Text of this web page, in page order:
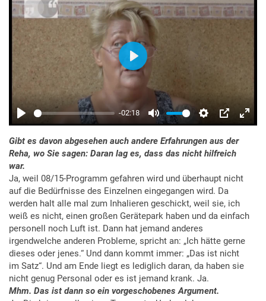
Gibt es davon abgesehen auch andere Erfahrungen aus der
Reha, wo Sie sagen: Daran lag es, dass das nicht hilfreich
war.
Ja, weil 08/15-Programm gefahren wird und überhaupt nicht
auf die Bedürfnisse des Einzelnen eingegangen wird. Da
werden halt alle mal zum Inhalieren geschickt, weil sie, ich
weiß es nicht, einen großen Gerätepark haben und da einfach
personell noch Luft ist. Dann hat jemand anderes
irgendwelche anderen Probleme, spricht an: „Ich hätte gerne
dieses oder jenes.“ Und dann kommt immer: „Das ist nicht
im Satz“. Und am Ende liegt es lediglich daran, da haben sie
nicht genug Personal oder es ist jemand krank. Ja.
Mhm. Das ist dann so ein vorgeschobenes Argument.